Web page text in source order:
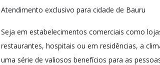
Atendimento exclusivo para cidade de Bauru
Seja em estabelecimentos comerciais como
restaurantes, hospitais ou em residências, a
uma série de valiosos benefícios para as